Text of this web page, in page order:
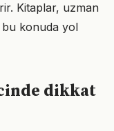
Kitaplar, uzman
konuda yol
dikkat